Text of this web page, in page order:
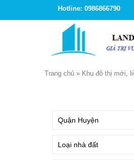
Hotline: 0986866790
Trang chủ » Khu đô thị mới,